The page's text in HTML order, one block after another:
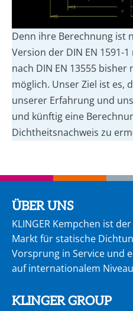
Denn ihre Berechnung ist
Version der DIN EN 1591-
nach DIN EN 13555
möglich. Unser Ziel ist es,
unserer Erfahrung und
und künftig eine
Dichtheitsnachweis zu
ÜBER UNS
KLINGER Kempchen ist
Markt für statische
Vorsprung in Service und
auf internationalem
KLINGER GROUP